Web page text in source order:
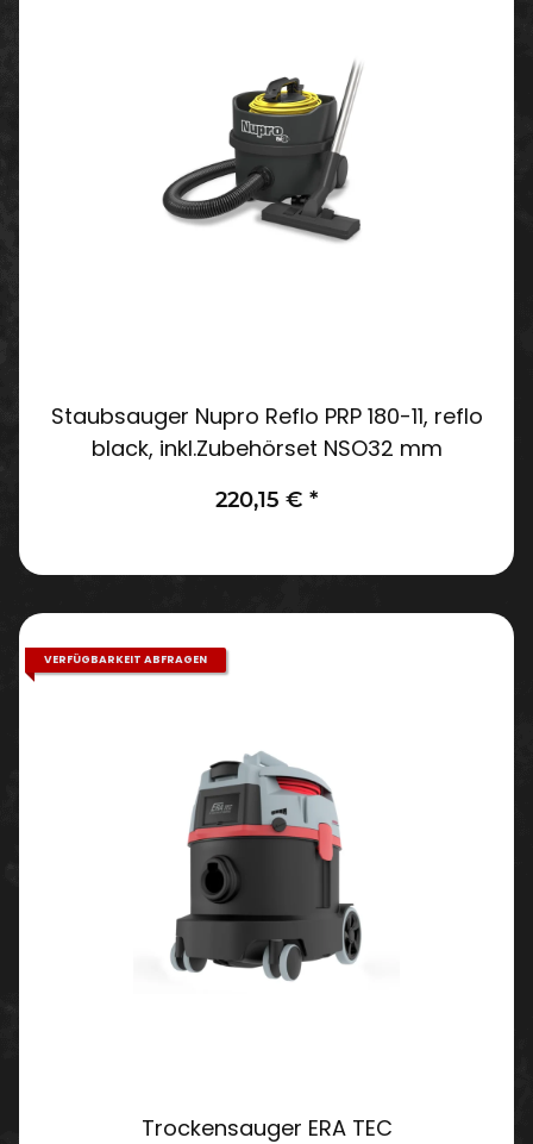
Staubsauger Nupro Reflo PRP 180-11, reflo
black, inkl.Zubehörset NSO32 mm
220,15 € *
VERFÜGBARKEIT ABFRAGEN
Trockensauger ERA TEC